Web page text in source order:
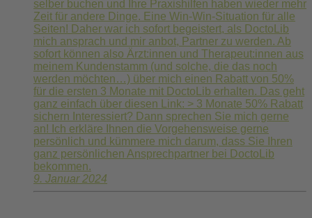
selber buchen und Ihre Praxishilfen haben wieder mehr
Zeit für andere Dinge. Eine Win-Win-Situation für alle
Seiten! Daher war ich sofort begeistert, als DoctoLib
mich ansprach und mir anbot, Partner zu werden. Ab
sofort können also Ärzt:innen und Therapeut:innen aus
meinem Kundenstamm (und solche, die das noch
werden möchten…) über mich einen Rabatt von 50%
für die ersten 3 Monate mit DoctoLib erhalten. Das geht
ganz einfach über diesen Link: > 3 Monate 50% Rabatt
sichern Interessiert? Dann sprechen Sie mich gerne
an! Ich erkläre Ihnen die Vorgehensweise gerne
persönlich und kümmere mich darum, dass Sie Ihren
ganz persönlichen Ansprechpartner bei DoctoLib
bekommen.
9. Januar 2024